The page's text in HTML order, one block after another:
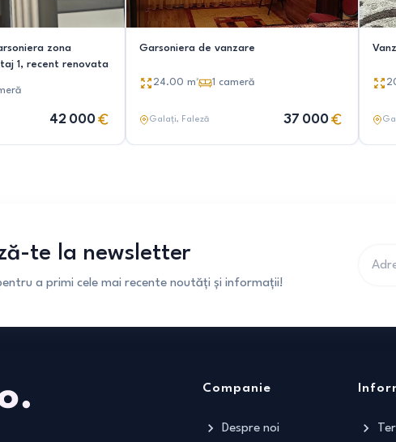
zona
1, recent renovata
42 000
Garsoniera de vanzare
24.00 m² 1 cameră
Galați, Faleză 37 000
te la newsletter
a primi cele mai recente noutăți și informații!
Companie
Despre noi